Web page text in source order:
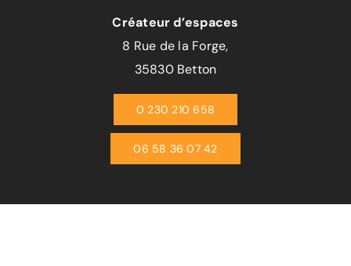
Créateur d’espaces
8 Rue de la Forge,
35830 Betton
0 230 210 658
06 58 36 07 42